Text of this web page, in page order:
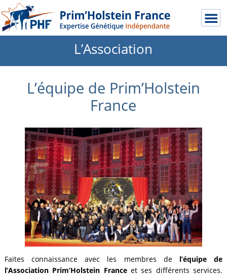
L’Association
L’équipe de Prim’Holstein
France
Faites connaissance avec les membres de l’équipe de
l’Association Prim’Holstein Franceet ses différents services.